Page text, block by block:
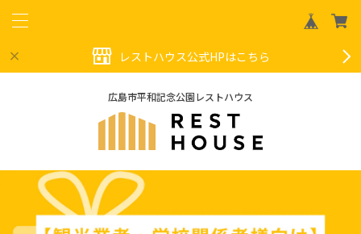
レストハウス公式HPはこちら
広島市平和記念公園レストハウス